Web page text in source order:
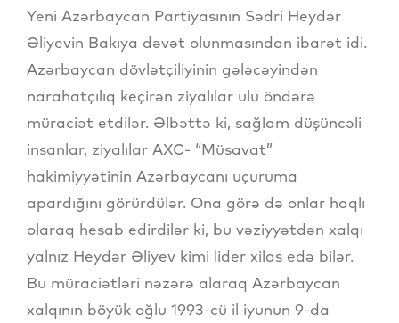
Yeni Azərbaycan Partiyasının Sədri Heydər
Əliyevin Bakıya dəvət olunmasından ibarət idi.
Azərbaycan dövlətçiliyinin gələcəyindən
narahatçılıq keçirən ziyalılar ulu öndərə
müraciət etdilər. Əlbəttə ki, sağlam düşüncəli
insanlar, ziyalılar AXC- “Müsavat”
hakimiyyətinin Azərbaycanı uçuruma
apardığını görürdülər. Ona görə də onlar haqlı
olaraq hesab edirdilər ki, bu vəziyyətdən xalqı
yalnız Heydər Əliyev kimi lider xilas edə bilər.
Bu müraciətləri nəzərə alaraq Azərbaycan
xalqının böyük oğlu 1993-cü il iyunun 9-da